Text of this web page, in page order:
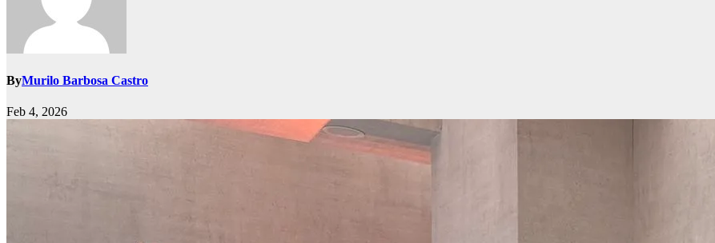
ByMurilo Barbosa Castro
Feb 4, 2026